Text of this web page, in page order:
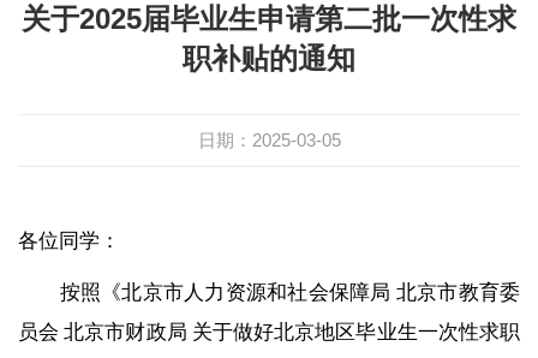
关于2025届毕业生申请第二批一次性求
职补贴的通知
日期：2025-03-05
各位同学：
按照《北京市人力资源和社会保障局 北京市教育委
员会 北京市财政局 关于做好北京地区毕业生一次性求职